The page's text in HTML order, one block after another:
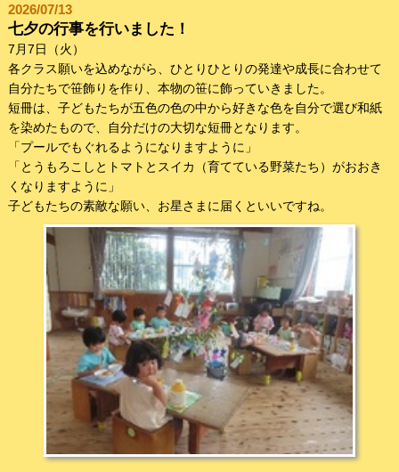
2026/07/13
七夕の行事を行いました！
7月7日（火）
各クラス願いを込めながら、ひとりひとりの発達や成長に合わせて
自分たちで笹飾りを作り、本物の笹に飾っていきました。
短冊は、子どもたちが五色の色の中から好きな色を自分で選び和紙
を染めたもので、自分だけの大切な短冊となります。
「プールでもぐれるようになりますように」
「とうもろこしとトマトとスイカ（育てている野菜たち）がおおき
くなりますように」
子どもたちの素敵な願い、お星さまに届くといいですね。